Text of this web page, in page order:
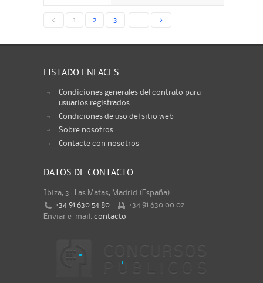
< 1 2 3 >
LISTADO ENLACES
Condiciones generales del contrato para
usuarios registrados
Condiciones de uso del sitio web
Sobre nosotros
Contacte con nosotros
DATOS DE CONTACTO
Ibiza, 3 · Las Matas, Madrid (España)
+34 91 630 54 80 -
+34 91 630 00 02
Enviar e-mail: contacto